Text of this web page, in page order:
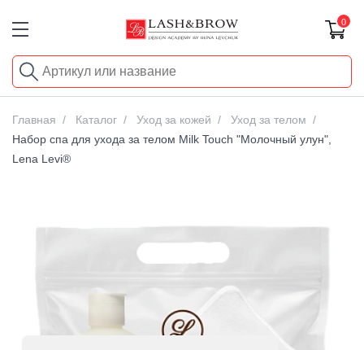
0
Главная Каталог Уход за кожей
Уход за телом
Набор спа для ухода за телом Milk Touch "Молочный улун",
Lena Levi®